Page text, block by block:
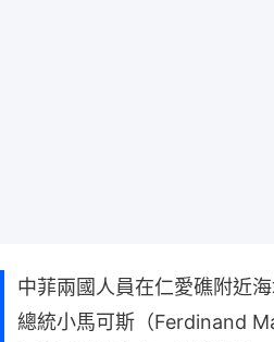
中菲兩國人員在仁愛礁附近
總統小馬可斯（Ferdinand